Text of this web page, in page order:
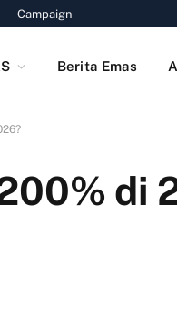
Campaign
Berita Emas
di